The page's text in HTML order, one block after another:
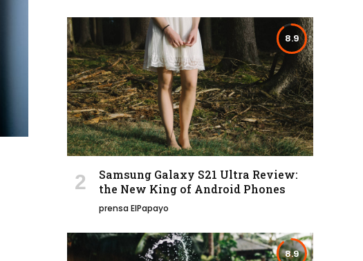
8.9
Samsung Galaxy S21 Ultra Review:
the New King of Android Phones
prensa ElPapayo
8.9